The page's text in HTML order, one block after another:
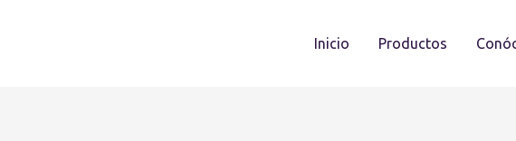
Inicio Productos